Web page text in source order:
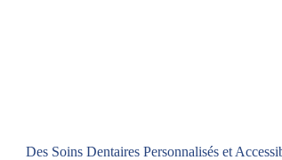
Des Soins Dentaires Personnalisés et